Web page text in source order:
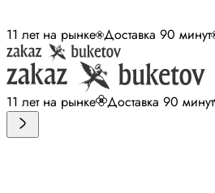
11 лет на рынке Доставка 90 минут
11 лет на рынке Доставка 90 минут